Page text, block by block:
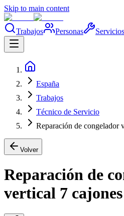
Skip to main content
Trabajos Personas Servicios
España
Trabajos
Técnico de Servicio
Reparación de congelador
Volver
Reparación de
vertical 7 cajones